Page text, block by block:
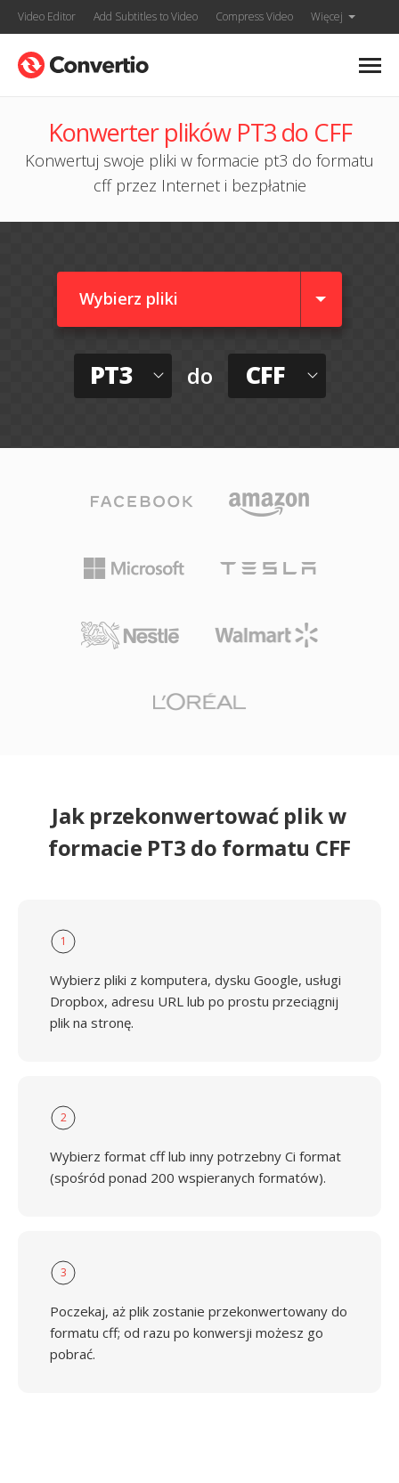
Video Editor Add Subtitles to Video Compress Video Więcej
Konwerter plików PT3 do CFF
Konwertuj swoje pliki w formacie pt3 do formatu
cff przez Internet i bezpłatnie
Wybierz pliki
PT3 do CFF
Jak przekonwertować plik w
formacie PT3 do formatu CFF
1
Wybierz pliki z komputera, dysku Google, usługi
Dropbox, adresu URL lub po prostu przeciągnij
plik na stronę.
2
Wybierz format cff lub inny potrzebny Ci format
(spośród ponad 200 wspieranych formatów).
3
Poczekaj, aż plik zostanie przekonwertowany do
formatu cff; od razu po konwersji możesz go
pobrać.